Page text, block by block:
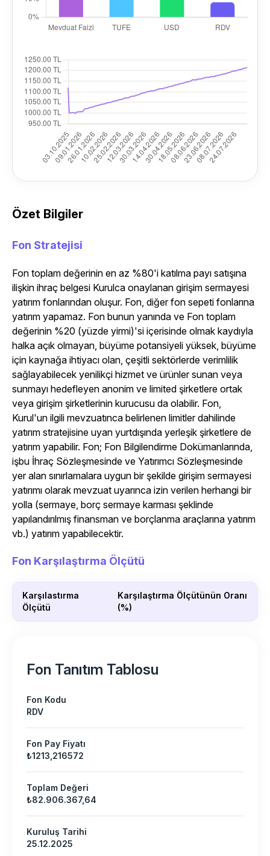
Özet Bilgiler
Fon Stratejisi
Fon toplam değerinin en az %80'i katılma payı satışına
ilişkin ihraç belgesi Kurulca onaylanan girişim sermayesi
yatırım fonlarından oluşur. Fon, diğer fon sepeti fonlarına
yatırım yapamaz. Fon bunun yanında ve Fon toplam
değerinin %20 (yüzde yirmi)'si içerisinde olmak kaydıyla
halka açık olmayan, büyüme potansiyeli yüksek, büyüme
için kaynağa ihtiyacı olan, çeşitli sektörlerde verimlilik
sağlayabilecek yenilikçi hizmet ve ürünler sunan veya
sunmayı hedefleyen anonim ve limited şirketlere ortak
veya girişim şirketlerinin kurucusu da olabilir. Fon,
Kurul'un ilgili mevzuatınca belirlenen limitler dahilinde
yatırım stratejisine uyan yurtdışında yerleşik şirketlere de
yatırım yapabilir. Fon; Fon Bilgilendirme Dokümanlarında,
işbu İhraç Sözleşmesinde ve Yatırımcı Sözleşmesinde
yer alan sınırlamalara uygun bir şekilde girişim sermayesi
yatırımı olarak mevzuat uyarınca izin verilen herhangi bir
yolla (sermaye, borç sermaye karması şeklinde
yapılandırılmış finansman ve borçlanma araçlarına yatırım
vb.) yatırım yapabilecektir.
Fon Karşılaştırma Ölçütü
Karşılastırma
Ölçütü
Karşılaştırma Ölçütünün Oranı
(%)
Fon Tanıtım Tablosu
Fon Kodu
RDV
Fon Pay Fiyatı
₺1213,216572
Toplam Değeri
₺82.906.367,64
Kuruluş Tarihi
25.12.2025